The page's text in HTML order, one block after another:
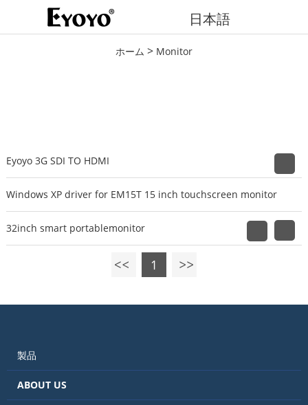
日本語
ホーム > Monitor
Eyoyo 3G SDI TO HDMI
Windows XP driver for EM15T 15 inch touchscreen monitor
32inch smart portablemonitor
1
製品
ABOUT US